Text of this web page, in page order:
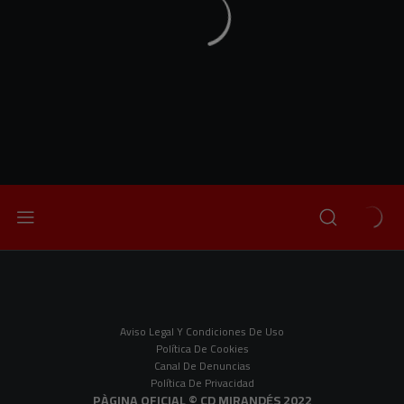
Aviso Legal Y Condiciones De Uso
Política De Cookies
Canal De Denuncias
Política De Privacidad